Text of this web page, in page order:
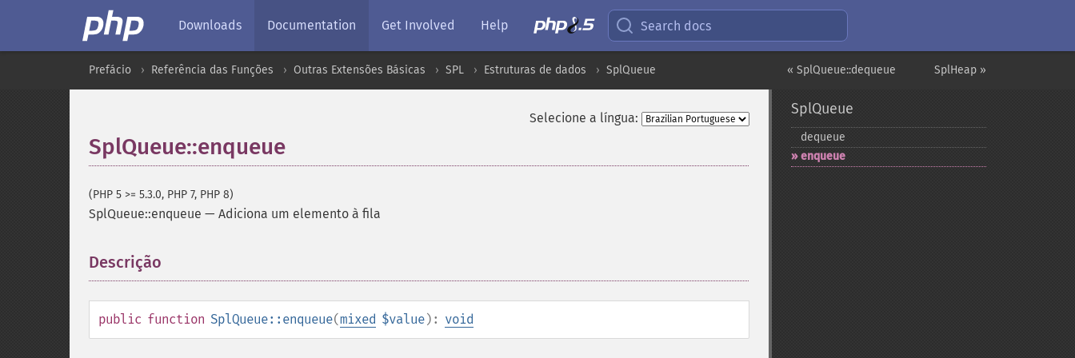
Downloads Documentation Get Involved Help Search docs
SplHeap »
« SplQueue::dequeue
Prefácio Referência das Funções Outras Extensões Básicas SPL Estruturas de dados SplQueue
Selecione a língua:
SplQueue::enqueue
(PHP 5 >= 5.3.0, PHP 7, PHP 8)
SplQueue::enqueue — Adiciona um elemento à fila
Descrição
public function SplQueue::enqueue(mixed $value): void
SplQueue
dequeue
enqueue